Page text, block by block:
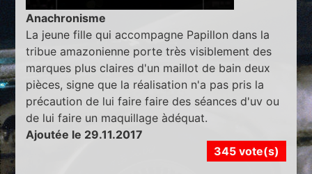
Anachronisme
La jeune fille qui accompagne Papillon dans la
tribue amazonienne porte très visiblement des
marques plus claires d'un maillot de bain deux
pièces, signe que la réalisation n'a pas pris la
précaution de lui faire faire des séances d'uv ou
de lui faire un maquillage àdéquat.
Ajoutée le 29.11.2017
345 vote(s)